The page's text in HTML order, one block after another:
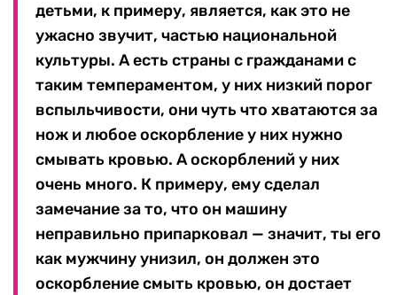
детьми, к примеру, является, как это не
ужасно звучит, частью национальной
культуры. А есть страны с гражданами с
таким темпераментом, у них низкий порог
вспыльчивости, они чуть что хватаются за
нож и любое оскорбление у них нужно
смывать кровью. А оскорблений у них
очень много. К примеру, ему сделал
замечание за то, что он машину
неправильно припарковал — значит, ты его
как мужчину унизил, он должен это
оскорбление смыть кровью, он достает